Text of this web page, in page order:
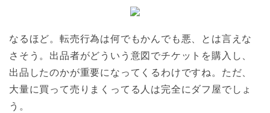
なるほど。転売行為は何でもかんでも悪、とは言えな
さそう。出品者がどういう意図でチケットを購入し、
出品したのかが重要になってくるわけですね。ただ、
大量に買って売りまくってる人は完全にダフ屋でしょ
う。